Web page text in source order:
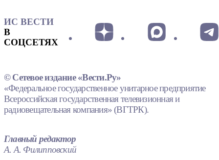
ИС ВЕСТИ
В
СОЦСЕТЯХ
© Сетевое издание «Вести.Ру»
«Федеральное государственное унитарное предприятие
Всероссийская государственная телевизионная и
радиовещательная компания» (ВГТРК).
Главный редактор
А. А. Филипповский